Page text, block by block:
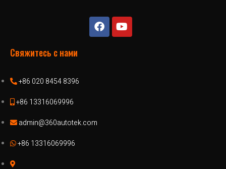
Свяжитесь с нами
+86 020 8454 8396
+86 13316069996
admin@360autotek.com
+86 13316069996